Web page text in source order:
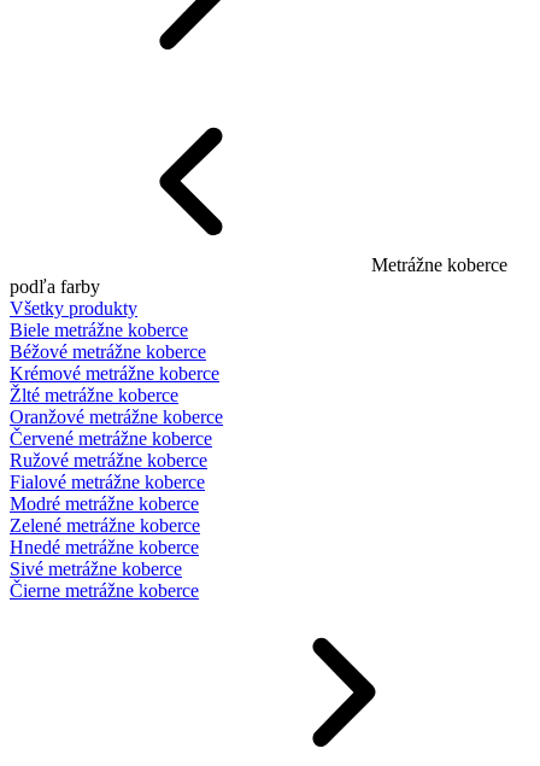
Metrážne koberce
podľa farby
Všetky produkty
Biele metrážne koberce
Béžové metrážne koberce
Krémové metrážne koberce
Žlté metrážne koberce
Oranžové metrážne koberce
Červené metrážne koberce
Ružové metrážne koberce
Fialové metrážne koberce
Modré metrážne koberce
Zelené metrážne koberce
Hnedé metrážne koberce
Sivé metrážne koberce
Čierne metrážne koberce